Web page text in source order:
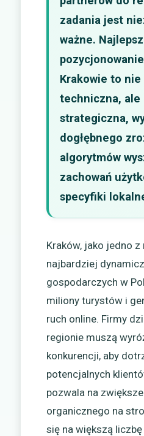
zadania jest
ważne.
Krakowie to
techniczna, ale
strategiczna,
dogłębnego
algorytmów
zachowań
specyfiki
Kraków, jako jedno
najbardziej
gospodarczych w
miliony turystów i
ruch online. Firmy
regionie muszą
konkurencji, aby
potencjalnych
pozwala na
organicznego na
się na większą